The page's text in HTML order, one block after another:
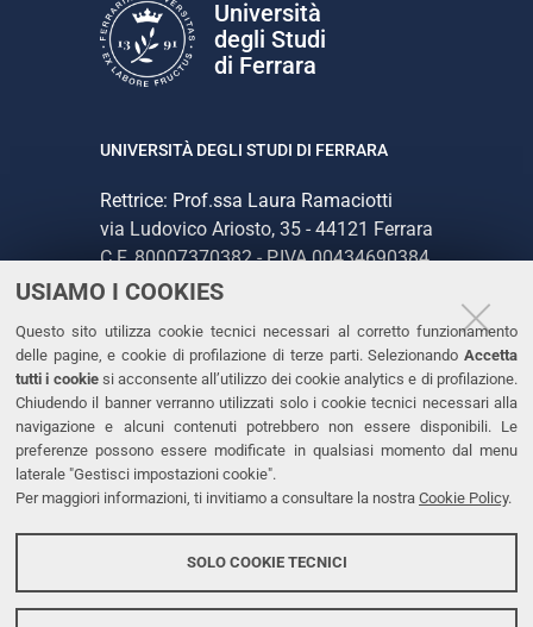
USIAMO I COOKIES
Questo sito utilizza cookie tecnici necessari al corretto funzionamento
delle pagine, e cookie di profilazione di terze parti. Selezionando Accetta
tutti i cookiesi acconsente all’utilizzo dei cookie analytics e di profilazione.
Chiudendo il banner verranno utilizzati solo i cookie tecnici necessari alla
navigazione e alcuni contenuti potrebbero non essere disponibili. Le
preferenze possono essere modificate in qualsiasi momento dal menu
laterale "Gestisci impostazioni cookie".
Per maggiori informazioni, ti invitiamo a consultare la nostra Cookie Policy.
SOLO COOKIE TECNICI
Università
degli Studi
di Ferrara
UNIVERSITÀ DEGLI STUDI DI FERRARA
Rettrice: Prof.ssa Laura Ramaciotti
via Ludovico Ariosto, 35 - 44121 Ferrara
C.F. 80007370382 - P.IVA 00434690384
CONTATTI
Tel. +39 0532 293111
Fax. +39 0532 293031
PEC
LINKS
Accessibilità
Protezione dati personali